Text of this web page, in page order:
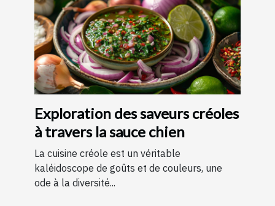
Exploration des saveurs créoles
à travers la sauce chien
La cuisine créole est un véritable
kaléidoscope de goûts et de couleurs, une
ode à la diversité...